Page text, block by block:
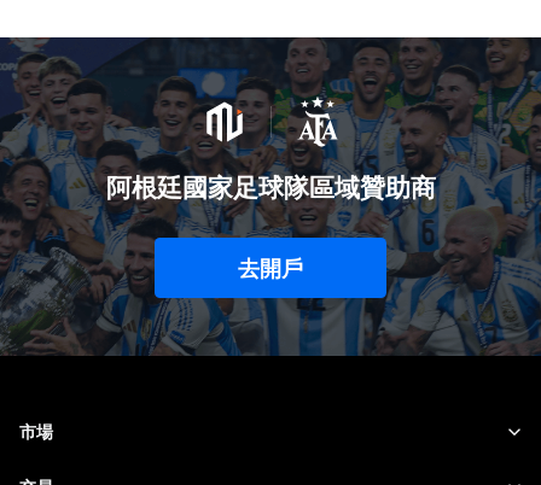
阿根廷國家足球隊區域贊助商
去開戶
市場